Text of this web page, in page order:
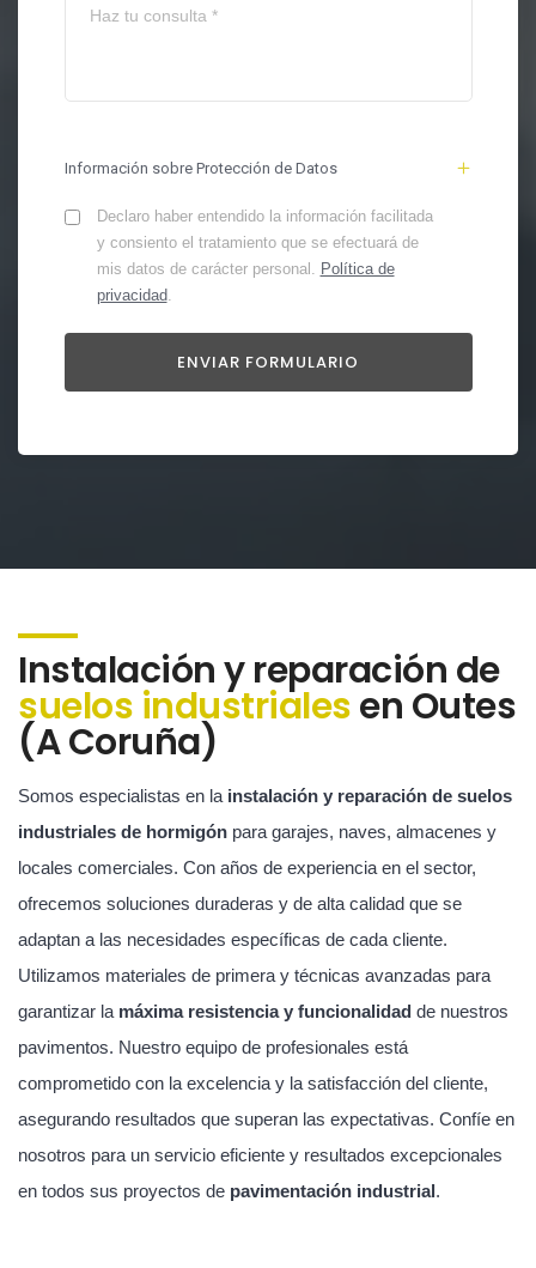
Información sobre Protección de Datos
Declaro haber entendido la información facilitada
y consiento el tratamiento que se efectuará de
mis datos de carácter personal. Política de
privacidad.
Instalación y reparación de
suelos industrialesen Outes
(A Coruña)
Somos especialistas en la instalación y reparación de suelos
industriales de hormigón para garajes, naves, almacenes y
locales comerciales. Con años de experiencia en el sector,
ofrecemos soluciones duraderas y de alta calidad que se
adaptan a las necesidades específicas de cada cliente.
Utilizamos materiales de primera y técnicas avanzadas para
garantizar la máxima resistencia y funcionalidad de nuestros
pavimentos. Nuestro equipo de profesionales está
comprometido con la excelencia y la satisfacción del cliente,
asegurando resultados que superan las expectativas. Confíe en
nosotros para un servicio eficiente y resultados excepcionales
en todos sus proyectos de pavimentación industrial.